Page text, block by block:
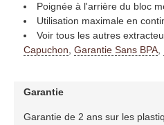
Poignée à l'arrière du bloc
Utilisation maximale en
Voir tous les autres
Capuchon Garantie Sans BPA,
Garantie
Garantie de 2 ans sur les